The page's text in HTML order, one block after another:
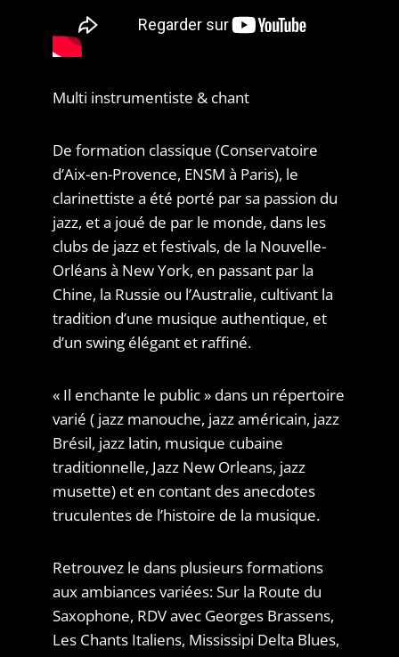
Multi instrumentiste & chant
De formation classique (Conservatoire
d’Aix-en-Provence, ENSM à Paris), le
clarinettiste a été porté par sa passion du
jazz, et a joué de par le monde, dans les
clubs de jazz et festivals, de la Nouvelle-
Orléans à New York, en passant par la
Chine, la Russie ou l’Australie, cultivant la
tradition d’une musique authentique, et
d’un swing élégant et raffiné.
« Il enchante le public » dans un répertoire
varié ( jazz manouche, jazz américain, jazz
Brésil, jazz latin, musique cubaine
traditionnelle, Jazz New Orleans, jazz
musette) et en contant des anecdotes
truculentes de l’histoire de la musique.
Retrouvez le dans plusieurs formations
aux ambiances variées: Sur la Route du
Saxophone, RDV avec Georges Brassens,
Les Chants Italiens, Mississipi Delta Blues,